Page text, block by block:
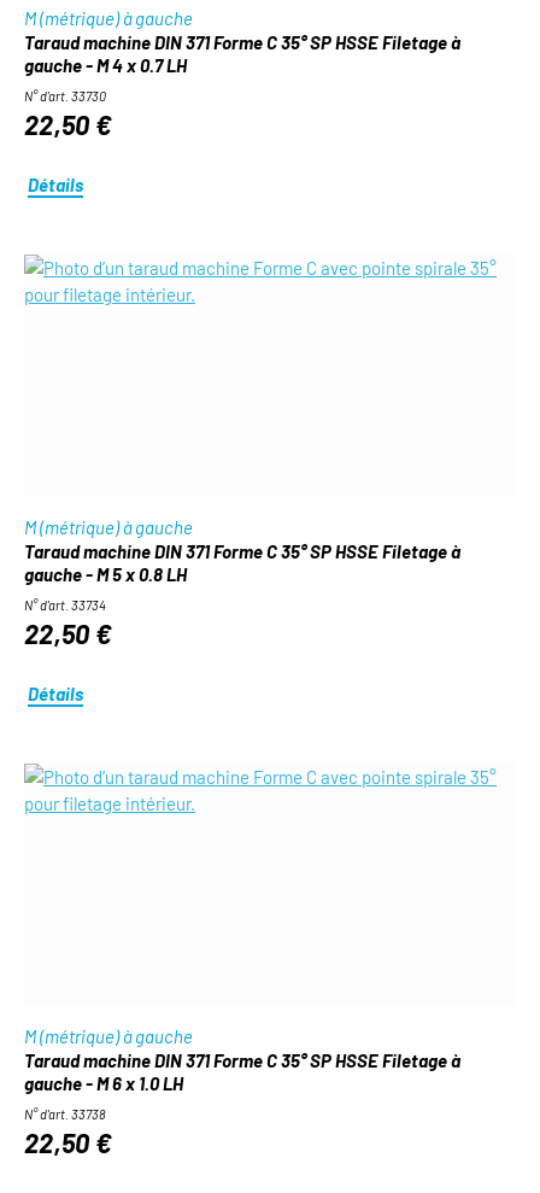
M (métrique) à gauche
Taraud machine DIN 371 Forme C 35° SP HSSE Filetage à
gauche - M 4 x 0.7 LH
N° d'art. 33730
22,50 €
Détails
M (métrique) à gauche
Taraud machine DIN 371 Forme C 35° SP HSSE Filetage à
gauche - M 5 x 0.8 LH
N° d'art. 33734
22,50 €
Détails
M (métrique) à gauche
Taraud machine DIN 371 Forme C 35° SP HSSE Filetage à
gauche - M 6 x 1.0 LH
N° d'art. 33738
22,50 €